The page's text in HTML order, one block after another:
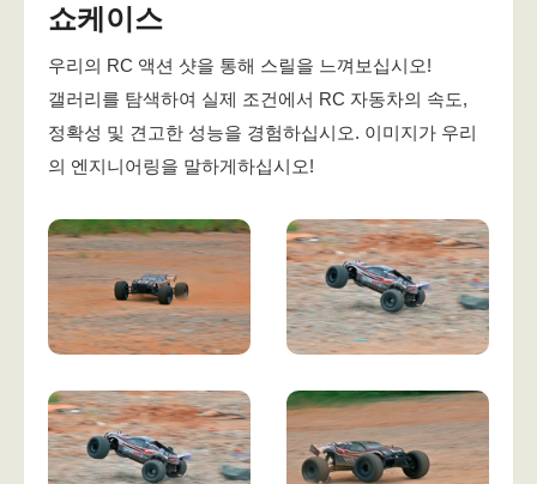
쇼케이스
우리의 RC 액션 샷을 통해 스릴을 느껴보십시오!
갤러리를 탐색하여 실제 조건에서 RC 자동차의 속도,
정확성 및 견고한 성능을 경험하십시오. 이미지가 우리
의 엔지니어링을 말하게하십시오!